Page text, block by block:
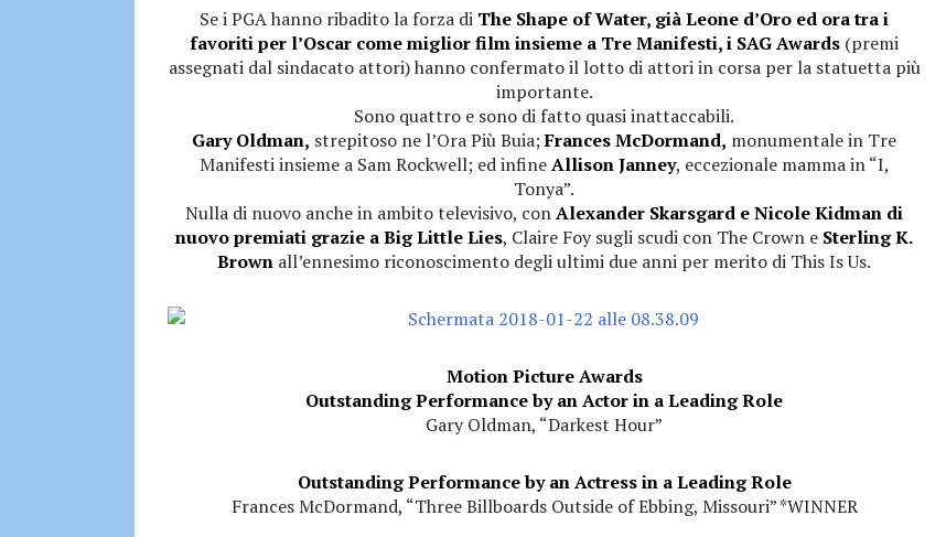
Se i PGA hanno ribadito la forza di The Shape of Water, già Leone d’Oro ed ora tra i
favoriti per l’Oscar come miglior film insieme a Tre Manifesti, i SAG Awards (premi
assegnati dal sindacato attori) hanno confermato il lotto di attori in corsa per la statuetta più
importante.
Sono quattro e sono di fatto quasi inattaccabili.
Gary Oldman, strepitoso ne l’Ora Più Buia;Frances McDormand, monumentale in Tre
Manifesti insieme a Sam Rockwell; ed infineAllison Janney, eccezionale mamma in “I,
Tonya”.
Nulla di nuovo anche in ambito televisivo, conAlexander Skarsgard e Nicole Kidman di
nuovo premiati grazie a Big Little Lies, Claire Foy sugli scudi con The Crown e Sterling K.
Brown all’ennesimo riconoscimento degli ultimi due anni per merito di This Is Us.
Motion Picture Awards
Outstanding Performance by an Actor in a Leading Role
Gary Oldman, “Darkest Hour”
Outstanding Performance by an Actress in a Leading Role
Frances McDormand, “Three Billboards Outside of Ebbing, Missouri” *WINNER